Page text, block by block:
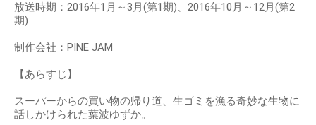
放送時期：2016年1月～3月(第1期)、2016年10月～12月(第2
期)
制作会社：PINE JAM
【あらすじ】
スーパーからの買い物の帰り道、生ゴミを漁る奇妙な生物に
話しかけられた葉波ゆずか。